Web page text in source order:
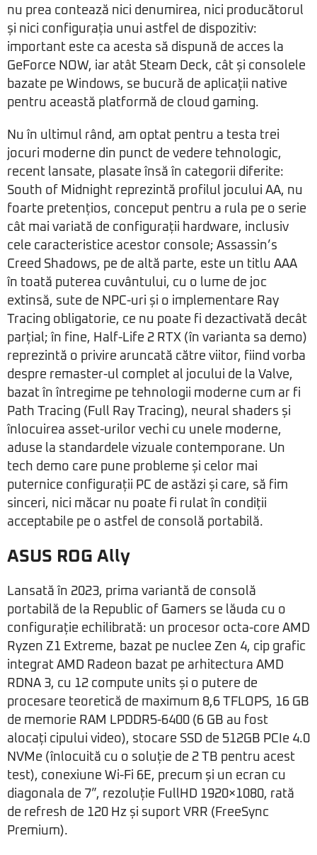
nu prea contează nici denumirea, nici producătorul
și nici configurația unui astfel de dispozitiv:
important este ca acesta să dispună de acces la
GeForce NOW, iar atât Steam Deck, cât și consolele
bazate pe Windows, se bucură de aplicații native
pentru această platformă de cloud gaming.
Nu în ultimul rând, am optat pentru a testa trei
jocuri moderne din punct de vedere tehnologic,
recent lansate, plasate însă în categorii diferite:
South of Midnight reprezintă profilul jocului AA, nu
foarte pretențios, conceput pentru a rula pe o serie
cât mai variată de configurații hardware, inclusiv
cele caracteristice acestor console; Assassin’s
Creed Shadows, pe de altă parte, este un titlu AAA
în toată puterea cuvântului, cu o lume de joc
extinsă, sute de NPC-uri și o implementare Ray
Tracing obligatorie, ce nu poate fi dezactivată decât
parțial; în fine, Half-Life 2 RTX (în varianta sa demo)
reprezintă o privire aruncată către viitor, fiind vorba
despre remaster-ul complet al jocului de la Valve,
bazat în întregime pe tehnologii moderne cum ar fi
Path Tracing (Full Ray Tracing), neural shaders și
înlocuirea asset-urilor vechi cu unele moderne,
aduse la standardele vizuale contemporane. Un
tech demo care pune probleme și celor mai
puternice configurații PC de astăzi și care, să fim
sinceri, nici măcar nu poate fi rulat în condiții
acceptabile pe o astfel de consolă portabilă.
ASUS ROG Ally
Lansată în 2023, prima variantă de consolă
portabilă de la Republic of Gamers se lăuda cu o
configurație echilibrată: un procesor octa-core AMD
Ryzen Z1 Extreme, bazat pe nuclee Zen 4, cip grafic
integrat AMD Radeon bazat pe arhitectura AMD
RDNA 3, cu 12 compute units și o putere de
procesare teoretică de maximum 8,6 TFLOPS, 16 GB
de memorie RAM LPDDR5-6400 (6 GB au fost
alocați cipului video), stocare SSD de 512GB PCIe 4.0
NVMe (înlocuită cu o soluție de 2 TB pentru acest
test), conexiune Wi-Fi 6E, precum și un ecran cu
diagonala de 7”, rezoluție FullHD 1920×1080, rată
de refresh de 120 Hz și suport VRR (FreeSync
Premium).